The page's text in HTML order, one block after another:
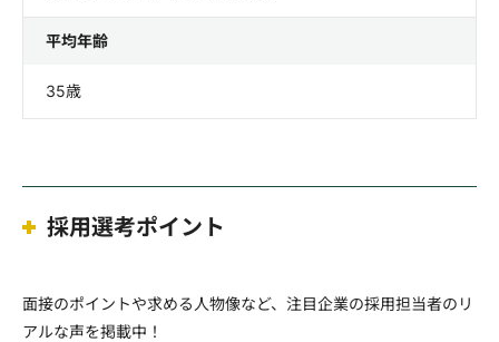
平均年齢
35歳
採用選考ポイント
面接のポイントや求める人物像など、注目企業の採用担当者のリ
アルな声を掲載中！